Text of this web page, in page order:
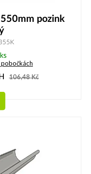
pozink
106,48Kč